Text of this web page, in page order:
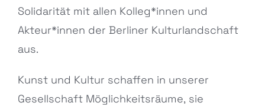
Solidarität mit allen Kolleg*innen und
Akteur*innen der Berliner Kulturlandschaft
aus.
Kunst und Kultur schaffen in unserer
Gesellschaft Möglichkeitsräume, sie